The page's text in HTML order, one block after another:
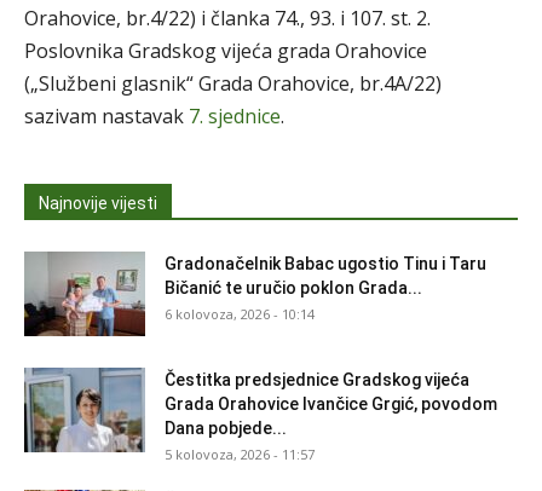
Orahovice, br.4/22) i članka 74., 93. i 107. st. 2.
Poslovnika Gradskog vijeća grada Orahovice
(„Službeni glasnik“ Grada Orahovice, br.4A/22)
sazivam nastavak 7. sjednice.
Najnovije vijesti
Gradonačelnik Babac ugostio Tinu i Taru
Bičanić te uručio poklon Grada...
6 kolovoza, 2026 - 10:14
Čestitka predsjednice Gradskog vijeća
Grada Orahovice Ivančice Grgić, povodom
Dana pobjede...
5 kolovoza, 2026 - 11:57